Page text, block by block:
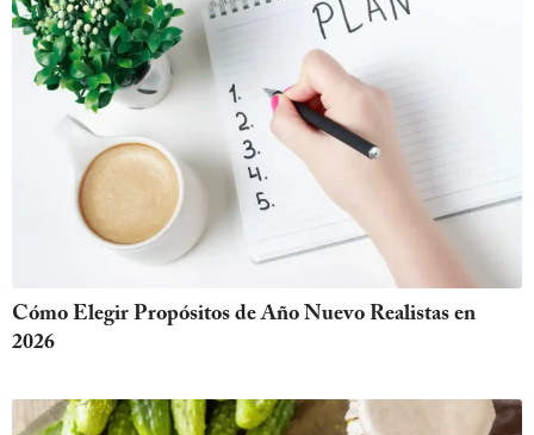
Cómo Elegir Propósitos de Año Nuevo Realistas en
2026